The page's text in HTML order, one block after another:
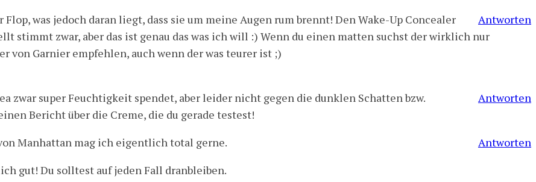
Antworten
was jedoch daran liegt, dass sie um meine Augen rum brennt! Den Wake-Up Concealer
stimmt zwar, aber das ist genau das was ich will :) Wenn du einen matten suchst der wirklich nur
von Garnier empfehlen, auch wenn der was teurer ist ;)
Antworten
zwar super Feuchtigkeit spendet, aber leider nicht gegen die dunklen Schatten bzw.
Bericht über die Creme, die du gerade testest!
Antworten
Manhattan mag ich eigentlich total gerne.
gut! Du solltest auf jeden Fall dranbleiben.